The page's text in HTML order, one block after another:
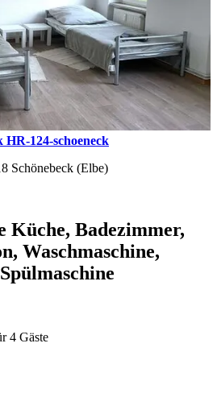
HR-124-schoeneck
Schönebeck (Elbe)
Küche, Badezimmer,
Waschmaschine,
4 Gäste